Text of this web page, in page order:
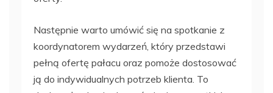
Następnie warto umówić się na spotkanie z
koordynatorem wydarzeń, który przedstawi
pełną ofertę pałacu oraz pomoże dostosować
ją do indywidualnych potrzeb klienta. To